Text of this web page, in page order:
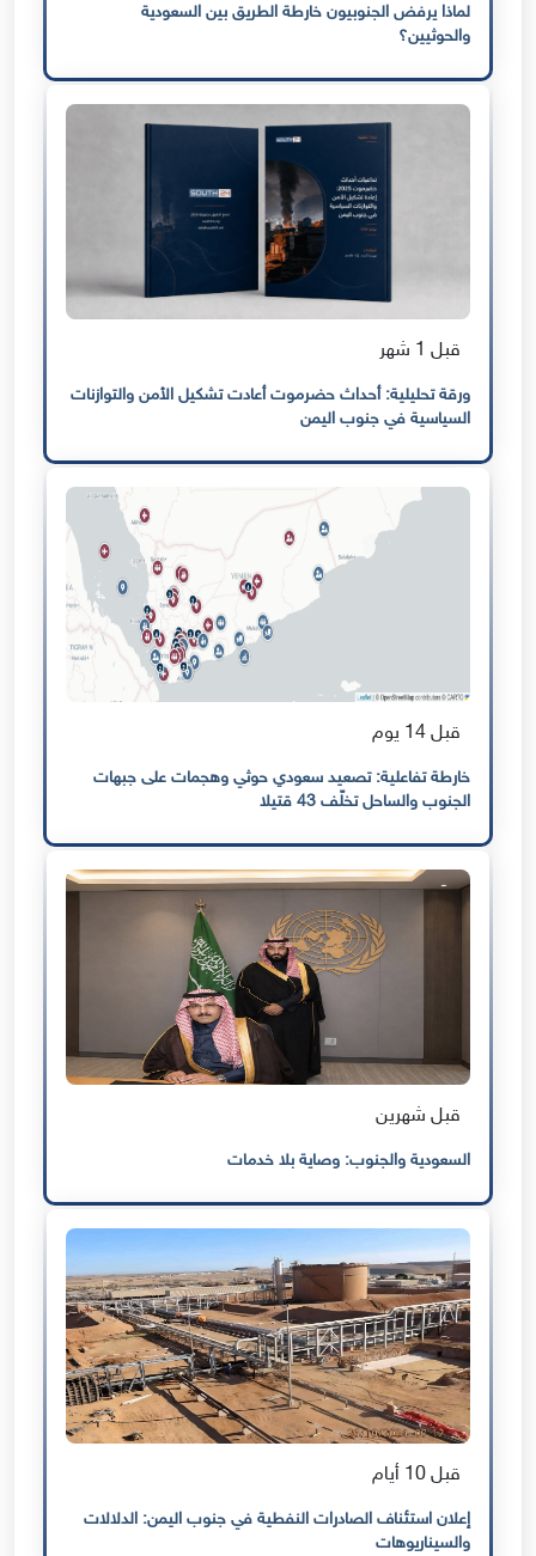
لماذا يرفض الجنوبيون خارطة الطريق بين السعودية
والحوثيين؟
قبل 1 شهر
ورقة تحليلية: أحداث حضرموت أعادت تشكيل الأمن والتوازنات
السياسية في جنوب اليمن
قبل 14 يوم
خارطة تفاعلية: تصعيد سعودي حوثي وهجمات على جبهات
الجنوب والساحل تخلّف 43 قتيلا
قبل شهرين
السعودية والجنوب: وصاية بلا خدمات
قبل 10 أيام
إعلان استئناف الصادرات النفطية في جنوب اليمن: الدلالات
والسيناريوهات